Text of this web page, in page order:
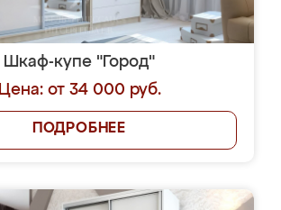
Шкаф-купе "Город"
Цена: от 34 000 руб.
ПОДРОБНЕЕ